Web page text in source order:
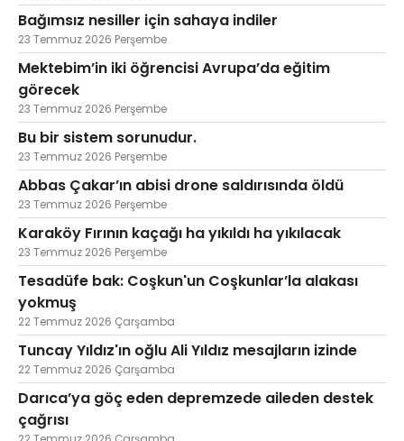
Bağımsız nesiller için sahaya indiler
23 Temmuz 2026 Perşembe
Mektebim’in iki öğrencisi Avrupa’da eğitim
görecek
23 Temmuz 2026 Perşembe
Bu bir sistem sorunudur.
23 Temmuz 2026 Perşembe
Abbas Çakar’ın abisi drone saldırısında öldü
23 Temmuz 2026 Perşembe
Karaköy Fırının kaçağı ha yıkıldı ha yıkılacak
23 Temmuz 2026 Perşembe
Tesadüfe bak: Coşkun'un Coşkunlar’la alakası
yokmuş
22 Temmuz 2026 Çarşamba
Tuncay Yıldız'ın oğlu Ali Yıldız mesajların izinde
22 Temmuz 2026 Çarşamba
Darıca’ya göç eden depremzede aileden destek
çağrısı